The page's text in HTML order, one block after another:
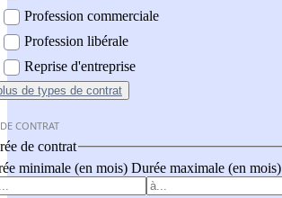
Profession commerciale
Profession libérale
Reprise d'entreprise
de types de contrat
CONTRAT
de contrat
minimale (en mois) Durée maximale (en mois)